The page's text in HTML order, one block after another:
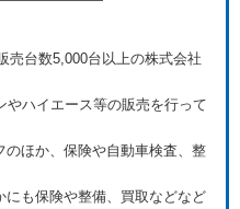
売台数5,000台以上の株式会社
やハイエース等の販売を行って
ほか、保険や自動車検査、整
も保険や整備、買取などなど